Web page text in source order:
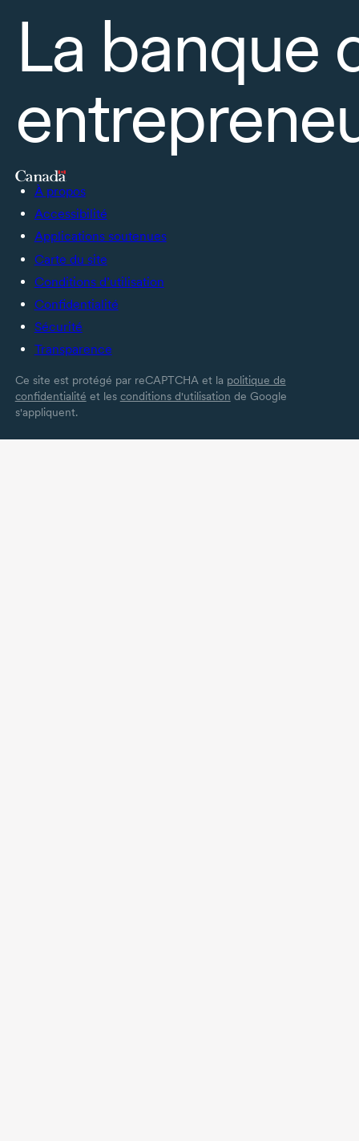
La banque
À propos
Accessibilité
Applications soutenues
Carte du site
Conditions d’utilisation
Confidentialité
Sécurité
Transparence
Ce site est protégé par reCAPTCHA et la politique de
confidentialité et les conditions d'utilisation de Google
s'appliquent.